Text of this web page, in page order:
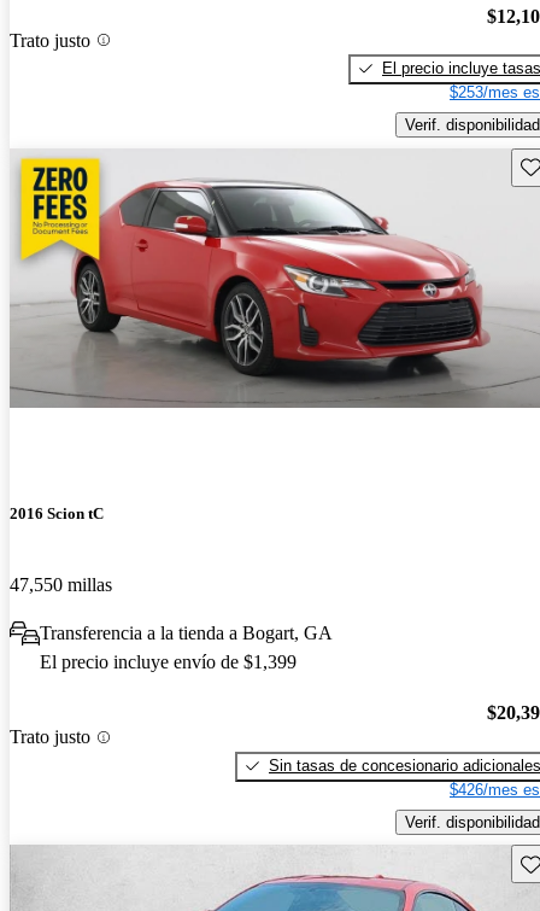
Trato justo
El precio incluye tasas
$253/mes
Verif. disponibilidad
2016 Scion tC
47,550 millas
Transferencia a la tienda a Bogart, GA
El precio incluye envío de $1,399
Trato justo
Sin tasas de concesionario adicionales
$426/mes
Verif. disponibilidad